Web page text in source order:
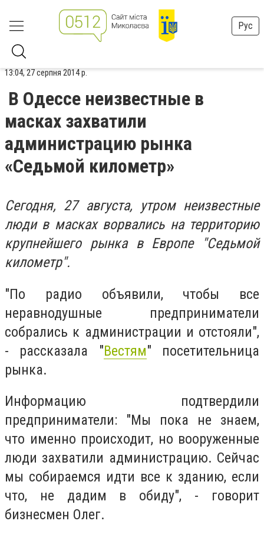
Рус
13:04, 27 серпня 2014 р.
В Одессе неизвестные в
масках захватили
администрацию рынка
«Седьмой километр»
Сегодня, 27 августа, утром неизвестные
люди в масках ворвались на территорию
крупнейшего рынка в Европе "Седьмой
километр".
"По радио объявили, чтобы все
неравнодушные предприниматели
собрались к администрации и отстояли",
- рассказала "Вестям" посетительница
рынка.
Информацию подтвердили
предприниматели: "Мы пока не знаем,
что именно происходит, но вооруженные
люди захватили администрацию. Сейчас
мы собираемся идти все к зданию, если
что, не дадим в обиду", - говорит
бизнесмен Олег.